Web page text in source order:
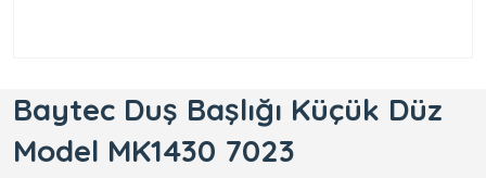
Baytec Duş Başlığı Küçük Düz
Model MK1430 7023